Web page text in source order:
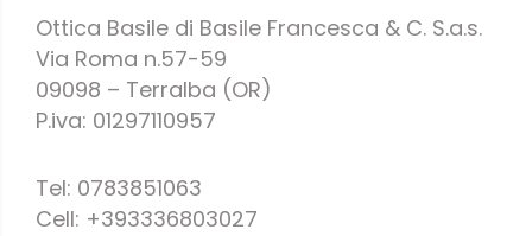
Ottica Basile di Basile Francesca & C. S.a.s.
Via Roma n.57-59
09098 – Terralba (OR)
P.iva: 01297110957
Tel: 0783851063
Cell: +393336803027